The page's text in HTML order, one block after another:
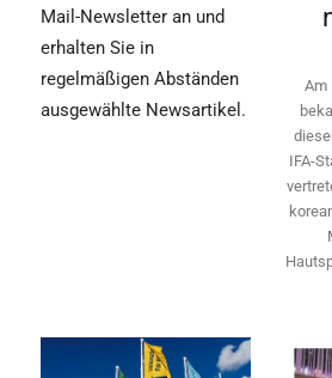
Mail-Newsletter an und
erhalten Sie in
regelmäßigen Abständen
ausgewählte Newsartikel.
Am
IFA-